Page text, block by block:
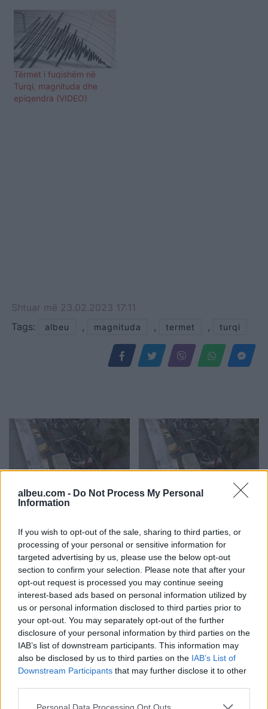
albeu.com - Do Not Process My Personal
Information
If you wish to opt-out of the sale, sharing to third parties, or
processing of your personal or sensitive information for
targeted advertising by us, please use the below opt-out
section to confirm your selection. Please note that after your
opt-out request is processed you may continue seeing
interest-based ads based on personal information utilized by
us or personal information disclosed to third parties prior to
your opt-out. You may separately opt-out of the further
disclosure of your personal information by third parties on the
IAB’s list of downstream participants. This information may
also be disclosed by us to third parties on the IAB’s List of
Downstream Participants that may further disclose it to other
Personal Data Processing Opt Outs
Tërmet i fuqishëm në
Turqi, magnituda dhe
epiqendra (VIDEO)
Shtuar më 23.02.2023 17:11
Tags:
albeu , magnituda , termet , turqi
Video/ Shpërthimi në një
Damaskut lë 2 të vdekur
dhe 13 të plagosur
Video/ Dy të vrarë dhe 13
shpërthimi i një minibusi
pranë Damaskut
Ceuta përballet me krizë
të rëndë humanitare, hyrja
e 72,000 emigrantëve në
dy ditë ndez përplasjet
politike në Spanjë
Profesori i Kembrixhit
largohet nga detyra pas
akuzave për plagjiaturë
dhe pasaktësi akademike